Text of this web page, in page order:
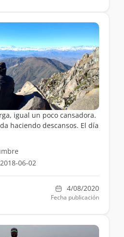
igual un poco cansadora.
haciendo descansos. El día
2018-06-02
4/08/2020
Fecha publicación